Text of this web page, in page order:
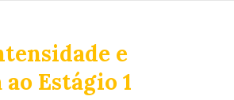
e
Estágio 1